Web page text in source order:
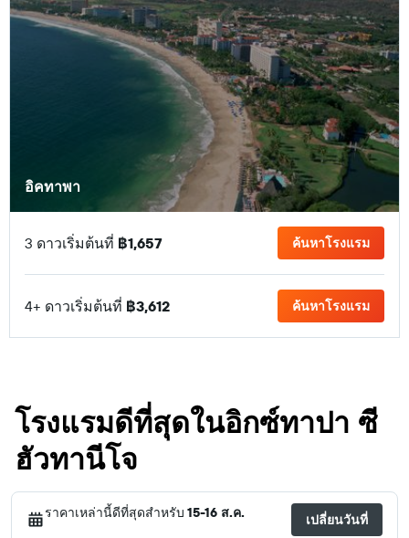
อิคทาพา
3 ดาวเริ่มต้นที่ ฿1,657 ค้นหาโรงแรม
4+ ดาวเริ่มต้นที่ ฿3,612 ค้นหาโรงแรม
โรงแรมดีที่สุดในอิกซ์ทาปา ซี
ฮัวทานีโจ
ราคาเหล่านี้ดีที่สุดสำหรับ 15-16 ส.ค. เปลี่ยนวันที่